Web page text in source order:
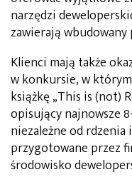
narzędzi
zawierają
Klienci mają także
w konkursie, w
książkę „This is (not)
opisujący najnowsze
niezależne od
przygotowane przez
środowisko